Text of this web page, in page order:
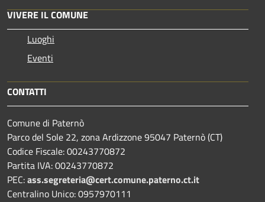
VIVERE IL COMUNE
Luoghi
Eventi
CONTATTI
Comune di Paternò
Parco del Sole 22, zona Ardizzone 95047 Paternò (CT)
Codice Fiscale: 00243770872
Partita IVA: 00243770872
PEC:ass.segreteria@cert.comune.paterno.ct.it
Centralino Unico: 0957970111